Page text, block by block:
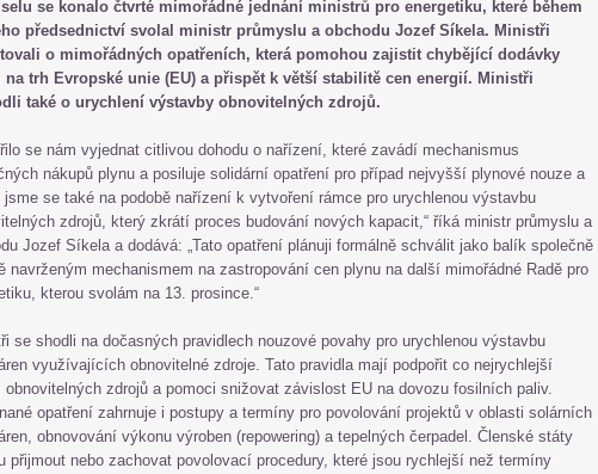
se konalo čtvrté mimořádné jednání ministrů pro energetiku, které během
předsednictví svolal ministr průmyslu a obchodu Jozef Síkela. Ministři
o mimořádných opatřeních, která pomohou zajistit chybějící dodávky
na trh Evropské unie (EU) a přispět k větší stabilitě cen energií. Ministři
také o urychlení výstavby obnovitelných zdrojů.
se nám vyjednat citlivou dohodu o nařízení, které zavádí mechanismus
nákupů plynu a posiluje solidární opatření pro případ nejvyšší plynové nouze a
jsme se také na podobě nařízení k vytvoření rámce pro urychlenou výstavbu
zdrojů, který zkrátí proces budování nových kapacit,“ říká ministr průmyslu a
Jozef Síkela a dodává: „Tato opatření plánuji formálně schválit jako balík společně
navrženým mechanismem na zastropování cen plynu na další mimořádné Radě pro
kterou svolám na 13. prosince.“
se shodli na dočasných pravidlech nouzové povahy pro urychlenou výstavbu
využívajících obnovitelné zdroje. Tato pravidla mají podpořit co nejrychlejší
obnovitelných zdrojů a pomoci snižovat závislost EU na dovozu fosilních paliv.
opatření zahrnuje i postupy a termíny pro povolování projektů v oblasti solárních
obnovování výkonu výroben (repowering) a tepelných čerpadel. Členské státy
přijmout nebo zachovat povolovací procedury, které jsou rychlejší než termíny